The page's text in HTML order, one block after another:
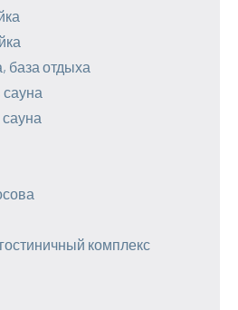
база отдыха
комплекс